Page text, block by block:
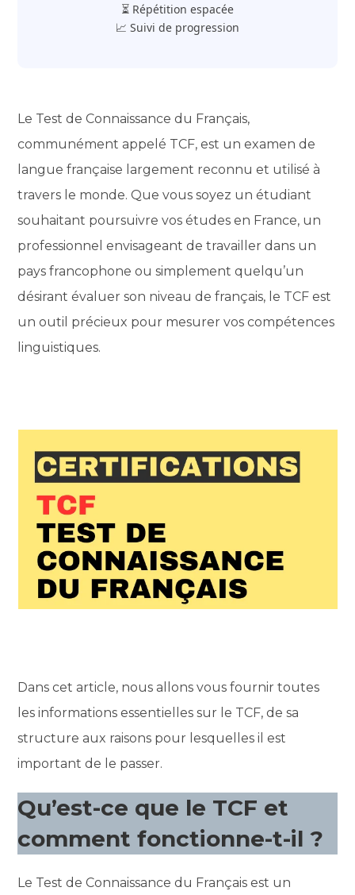
⏳ Répétition espacée
📈 Suivi de progression
Le Test de Connaissance du Français,
communément appelé TCF, est un examen de
langue française largement reconnu et utilisé à
travers le monde. Que vous soyez un étudiant
souhaitant poursuivre vos études en France, un
professionnel envisageant de travailler dans un
pays francophone ou simplement quelqu’un
désirant évaluer son niveau de français, le TCF est
un outil précieux pour mesurer vos compétences
linguistiques.
Dans cet article, nous allons vous fournir toutes
les informations essentielles sur le TCF, de sa
structure aux raisons pour lesquelles il est
important de le passer.
Qu’est-ce que le TCF et
comment fonctionne-t-il ?
Le Test de Connaissance du Français est un